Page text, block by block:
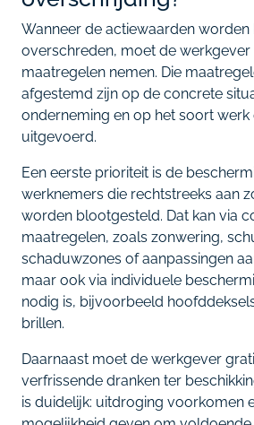
Wanneer de actiewaarden worden
overschreden, moet de
maatregelen nemen. Die
afgestemd zijn op de concrete
onderneming en op het soort
uitgevoerd.
Een eerste prioriteit is de
werknemers die rechtstreeks aan
worden blootgesteld. Dat kan via
maatregelen, zoals zonwering,
schaduwzones of aanpassingen
maar ook via individuele
nodig is, bijvoorbeeld
brillen.
Daarnaast moet de werkgever
verfrissende dranken ter
is duidelijk: uitdroging voorkomen